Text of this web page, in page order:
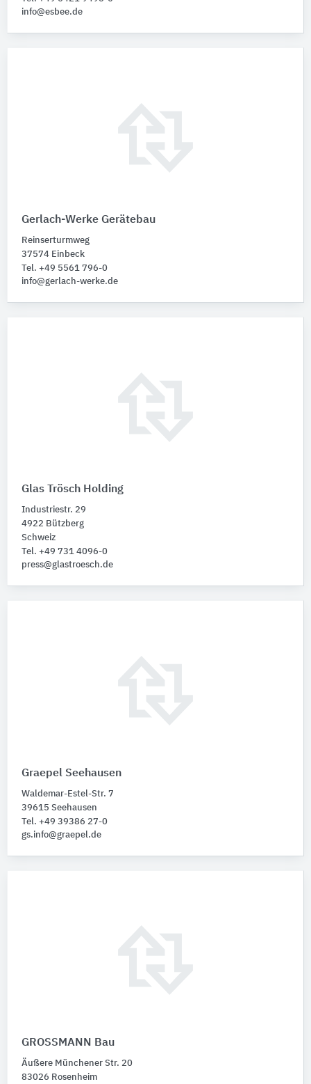
info@esbee.de
Gerlach-Werke Gerätebau
Reinserturmweg
37574 Einbeck
Tel. +49 5561 796-0
info@gerlach-werke.de
Glas Trösch Holding
Industriestr. 29
4922 Bützberg
Schweiz
Tel. +49 731 4096-0
press@glastroesch.de
Graepel Seehausen
Waldemar-Estel-Str. 7
39615 Seehausen
Tel. +49 39386 27-0
gs.info@graepel.de
GROSSMANN Bau
Äußere Münchener Str. 20
83026 Rosenheim